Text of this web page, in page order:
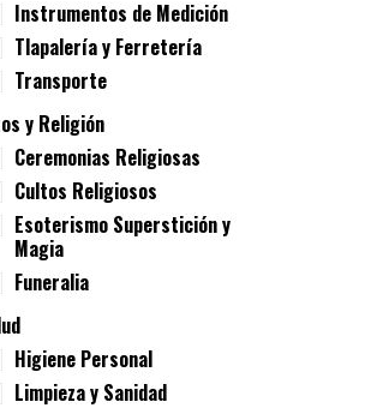
Instrumentos de Medición
Tlapalería y Ferretería
Transporte
y Religión
Ceremonias Religiosas
Cultos Religiosos
Esoterismo Superstición y
Magia
Funeralia
Higiene Personal
Limpieza y Sanidad